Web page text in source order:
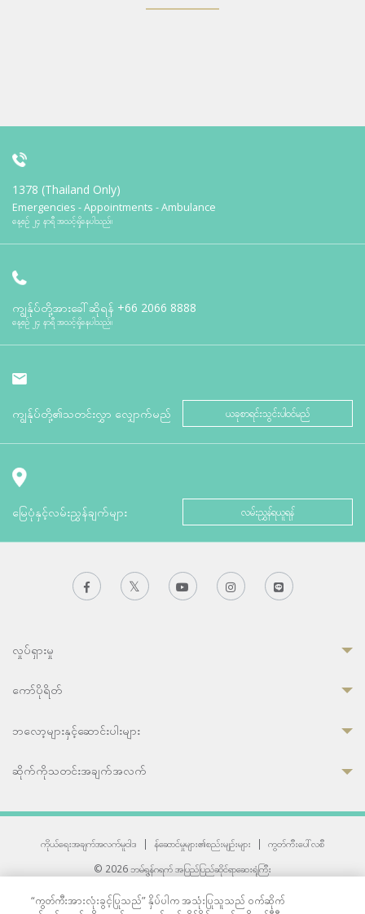
1378 (Thailand Only)
Emergencies - Appointments - Ambulance
နေ့စဉ် ၂၄ နာရီ အသင့်ရှိနေပါသည်။
ကျွန်ုပ်တို့အားခေါ်ဆိုရန် +66 2066 8888
နေ့စဉ် ၂၄ နာရီ အသင့်ရှိနေပါသည်။
ကျွန်ုပ်တို့၏သတင်းလွှာ လျှောက်မည် ယခုစာရင်းသွင်းပါဝင်မည်
မြေပုံနှင့်လမ်းညွှန်ချက်များ လမ်းညွှန်ရယူရန်
လှုပ်ရှားမှု
ကော်ပိုရိတ်
ဘလော့များနှင့်ဆောင်းပါးများ
ဆိုက်ကိုသတင်းအချက်အလက်
ကိုယ်ရေးအချက်အလက်မူဝါဒ | န်ဆောင်မှုများ၏စည်းမျဉ်းများ |
ကွတ်ကီးပေါ်လစီ
© 2026 ဘမ်ရွန်ဂရက် အပြည်ပြည်ဆိုင်ရာဆေးရုံကြီး
“ကွတ်ကီးအားလုံးခွင့်ပြုသည်” နှိပ်ပါက အသုံးပြုသူသည် ဝက်ဆိုက်